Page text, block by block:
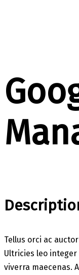
Tellus orci ac
Ultricies leo
viverra maecenas.